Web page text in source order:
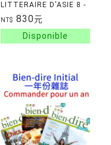
LITTERAIRE D'ASIE 8 -
ANIMAL
NT$ 830元